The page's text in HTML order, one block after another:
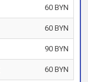
60 BYN
60 BYN
90 BYN
60 BYN